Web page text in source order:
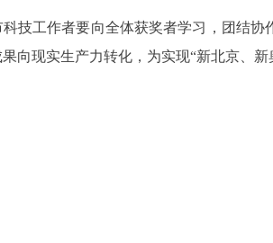
中介服务
技工作者要向全体获奖者学习，团结协
向现实生产力转化，为实现“新北京、